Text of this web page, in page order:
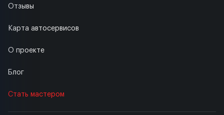
Отзывы
Карта автосервисов
О проекте
Блог
Стать мастером